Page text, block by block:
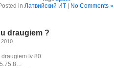
in Латвийский ИТ No Comments »
draugiem ?
draugiem.lv 80